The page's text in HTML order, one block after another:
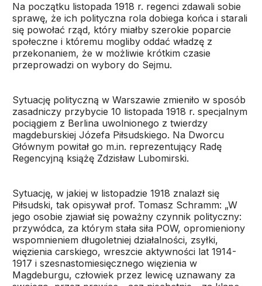
Na początku listopada 1918 r. regenci zdawali sobie
sprawę, że ich polityczna rola dobiega końca i starali
się powołać rząd, który miałby szerokie poparcie
społeczne i któremu mogliby oddać władzę z
przekonaniem, że w możliwie krótkim czasie
przeprowadzi on wybory do Sejmu.
Sytuację polityczną w Warszawie zmieniło w sposób
zasadniczy przybycie 10 listopada 1918 r. specjalnym
pociągiem z Berlina uwolnionego z twierdzy
magdeburskiej Józefa Piłsudskiego. Na Dworcu
Głównym powitał go m.in. reprezentujący Radę
Regencyjną książę Zdzisław Lubomirski.
Sytuację, w jakiej w listopadzie 1918 znalazł się
Piłsudski, tak opisywał prof. Tomasz Schramm: „W
jego osobie zjawiał się poważny czynnik polityczny:
przywódca, za którym stała siła POW, opromieniony
wspomnieniem długoletniej działalności, zsyłki,
więzienia carskiego, wreszcie aktywności lat 1914-
1917 i szesnastomiesięcznego więzienia w
Magdeburgu, człowiek przez lewicę uznawany za